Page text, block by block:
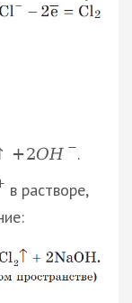
+2OH −.
в растворе,